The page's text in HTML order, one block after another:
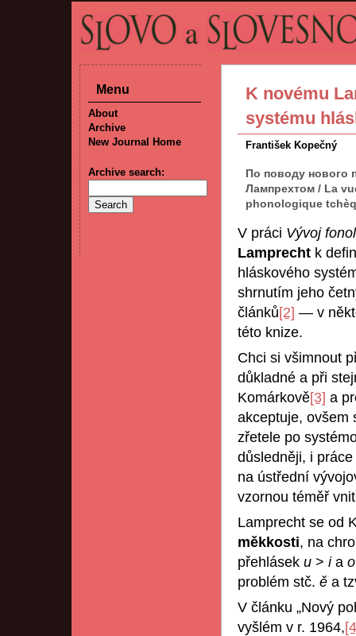
K novému
systému
František Kopečný
По поводу нового
Лампрехтом / La
phonologique
V práci Vývoj
Lamprecht k
hláskového
shrnutím jeho
článků[2] — v
této knize.
Chci si všimnout
důkladné a při
Komárkově[3] a
akceptuje, ovšem
zřetele po
důsledněji, i
na ústřední
vzornou téměř
Lamprecht se od
měkkosti, na
přehlásek u > i a
problém stč. ě a
V článku „Nový
vyšlém v r. 1964,
Menu
About
Archive
New Journal Home
Archive search: